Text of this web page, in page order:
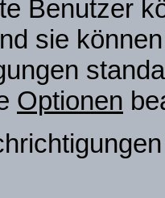
Benutzer
sie
Optionen